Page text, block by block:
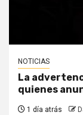
NOTICIAS
La
quienes
1 día atrás